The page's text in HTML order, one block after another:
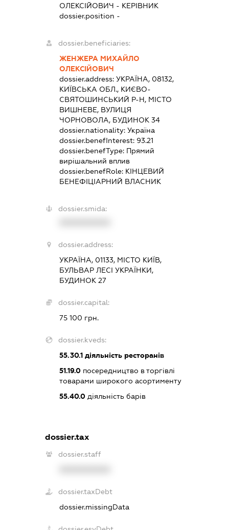
ОЛЕКСІЙОВИЧ - КЕРІВНИК
dossier.position -
dossier.beneficiaries:
ЖЕНЖЕРА МИХАЙЛО
ОЛЕКСІЙОВИЧ
dossier.address: УКРАЇНА, 08132,
КИЇВСЬКА ОБЛ., КИЄВО-
СВЯТОШИНСЬКИЙ Р-Н, МІСТО
ВИШНЕВЕ, ВУЛИЦЯ
ЧОРНОВОЛА, БУДИНОК 34
dossier.nationality: Україна
dossier.benefInterest: 93.21
dossier.benefType: Прямий
вирішальний вплив
dossier.benefRole: КІНЦЕВИЙ
БЕНЕФІЦІАРНИЙ ВЛАСНИК
dossier.smida:
dossier.address:
УКРАЇНА, 01133, МІСТО КИЇВ,
БУЛЬВАР ЛЕСІ УКРАЇНКИ,
БУДИНОК 27
dossier.capital:
75 100 грн.
dossier.kveds:
55.30.1діяльність ресторанів
51.19.0посередництво в торгівлі
товарами широкого асортименту
55.40.0діяльність барів
dossier.tax
dossier.staff
dossier.taxDebt
dossier.missingData